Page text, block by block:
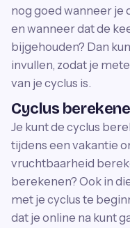
nog goed wanneer je
en wanneer dat de
bijgehouden? Dan
invullen, zodat je
van je cyclus is.
Cyclus
Je kunt de cyclus
tijdens een vakantie
vruchtbaarheid
berekenen? Ook in
met je cyclus te
dat je online na kunt